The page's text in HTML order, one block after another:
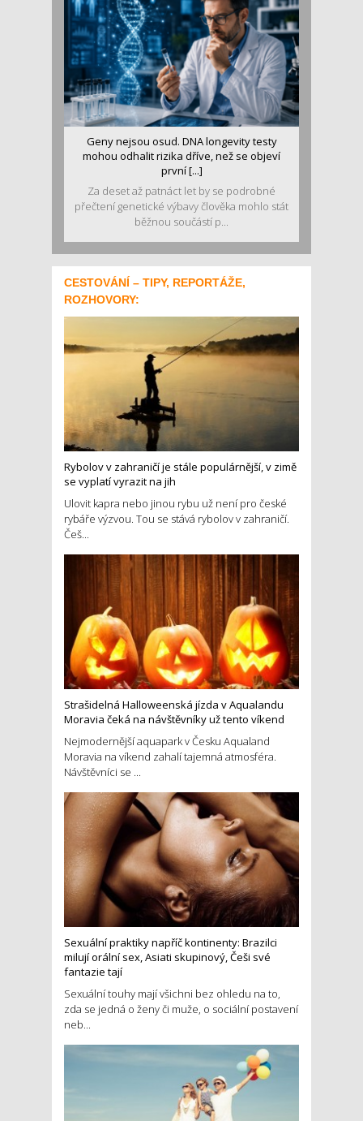
Geny nejsou osud. DNA longevity testy
mohou odhalit rizika dříve, než se objeví
první [...]
Za deset až patnáct let by se podrobné
přečtení genetické výbavy člověka mohlo stát
běžnou součástí p...
CESTOVÁNÍ – TIPY, REPORTÁŽE,
ROZHOVORY:
Rybolov v zahraničí je stále populárnější, v zimě
se vyplatí vyrazit na jih
Ulovit kapra nebo jinou rybu už není pro české
rybáře výzvou. Tou se stává rybolov v zahraničí.
Češ...
Strašidelná Halloweenská jízda v Aqualandu
Moravia čeká na návštěvníky už tento víkend
Nejmodernější aquapark v Česku Aqualand
Moravia na víkend zahalí tajemná atmosféra.
Návštěvníci se ...
Sexuální praktiky napříč kontinenty: Brazilci
milují orální sex, Asiati skupinový, Češi své
fantazie tají
Sexuální touhy mají všichni bez ohledu na to,
zda se jedná o ženy či muže, o sociální postavení
neb...